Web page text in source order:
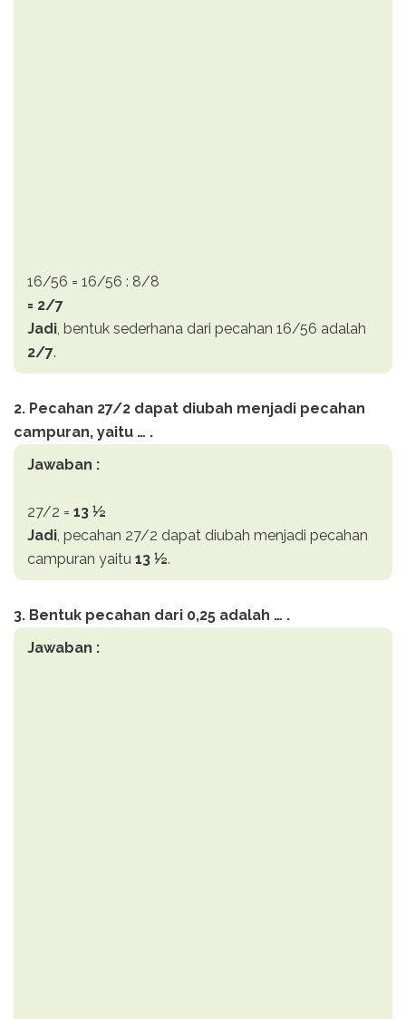
16/56 = 16/56 : 8/8
= 2/7
Jadi, bentuk sederhana dari pecahan 16/56 adalah
2/7.
2. Pecahan 27/2 dapat diubah menjadi pecahan
campuran, yaitu … .
Jawaban :
27/2 = 13 ½
Jadi, pecahan 27/2 dapat diubah menjadi pecahan
campuran yaitu 13 ½.
3. Bentuk pecahan dari 0,25 adalah … .
Jawaban :